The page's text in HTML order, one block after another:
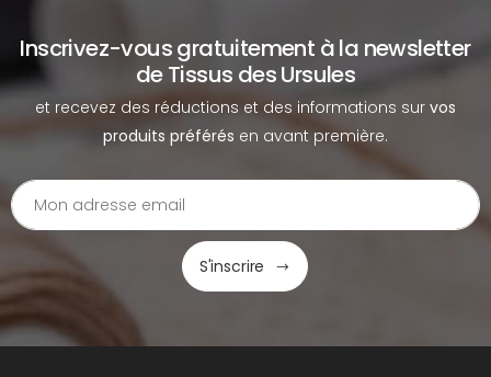
Inscrivez-vous gratuitement à la newsletter
de Tissus des Ursules
et recevez des réductions et des informations sur vos
produits préférés en avant première.
S'inscrire